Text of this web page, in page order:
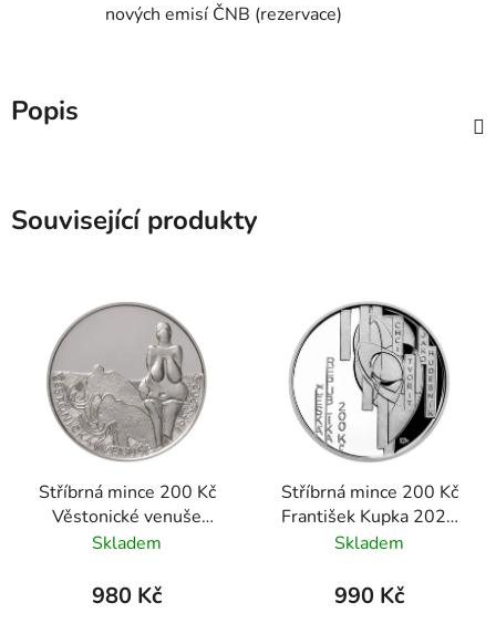
nových emisí ČNB (rezervace)
Popis
Související produkty
Stříbrná mince 200 Kč
Věstonické venuše
2025 standard
Skladem
980 Kč
Stříbrná mince 200 Kč
František Kupka 2021
proof
Skladem
990 Kč